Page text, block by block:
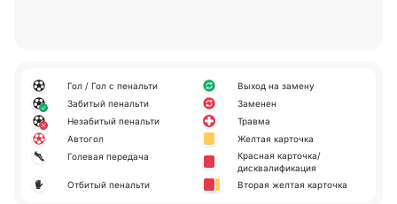
Гол / Гол с пенальти
Забитый пенальти
Незабитый пенальти
Автогол
Голевая передача
Отбитый пенальти
Выход на замену
Заменен
Травма
Желтая карточка
Красная карточка/
дисквалификация
Вторая желтая карточка